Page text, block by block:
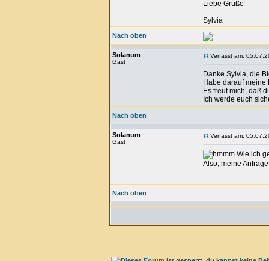
Liebe Grüße
Sylvia
Nach oben
Solanum
Gast
Verfasst am:
Danke Sylvia, die
Habe darauf
Es freut mich, daß
Ich werde euch
Nach oben
Solanum
Gast
Verfasst am:
Wie ich
Also, meine
Nach oben